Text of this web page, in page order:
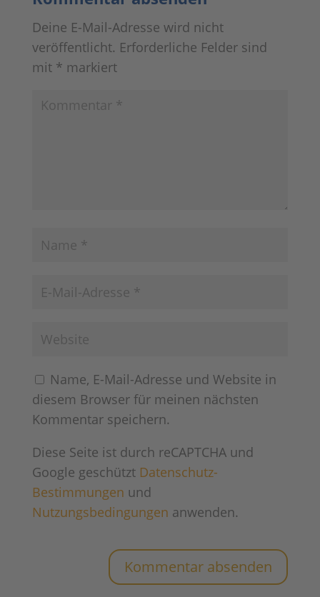
Deine E-Mail-Adresse wird nicht
veröffentlicht. Erforderliche Felder sind
mit * markiert
Name, E-Mail-Adresse und Website in
diesem Browser für meinen nächsten
Kommentar speichern.
Diese Seite ist durch reCAPTCHA und
Google geschützt Datenschutz-
Bestimmungen und
Nutzungsbedingungen anwenden.